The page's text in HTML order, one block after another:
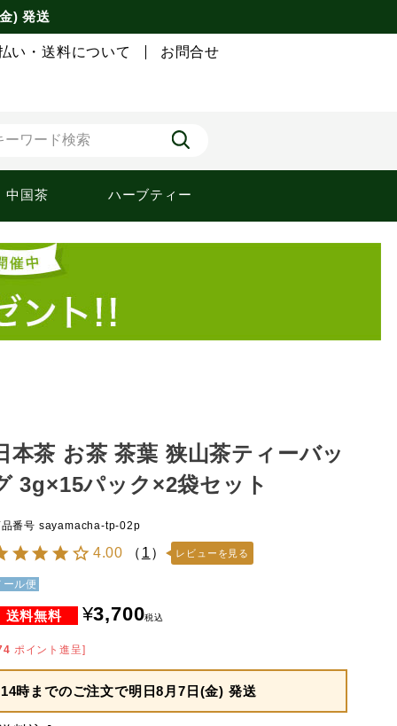
) 発送
い・送料について お問合せ
中国茶 ハーブティー
本茶 お茶 茶葉 狭山茶ティーバッ
3g×15パック×2袋セット
番号 sayamacha-tp-02p
4.00 （ 1） レビューを見る
ール便
¥3,700税込
ポイント進呈]
14時までのご注文で明日8月7日(金) 発送